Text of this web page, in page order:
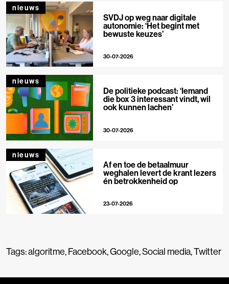
nieuws
SVDJ op weg naar digitale
autonomie: ‘Het begint met
bewuste keuzes’
30-07-2026
nieuws
De politieke podcast: ‘Iemand
die box 3 interessant vindt, wil
ook kunnen lachen’
30-07-2026
nieuws
Af en toe de betaalmuur
weghalen levert de krant lezers
én betrokkenheid op
23-07-2026
Tags:algoritme,Facebook,Google,Social media,Twitter